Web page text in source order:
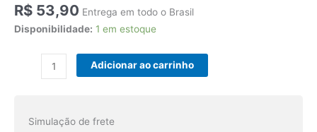
R$ 53,90 Entrega em todo o Brasil
Disponibilidade: 1 em estoque
Controladora
Com
Adicionar ao carrinho
Simulação de frete